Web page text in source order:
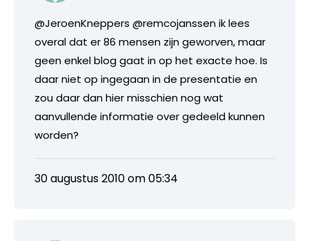
@JeroenKneppers @remcojanssen ik lees
overal dat er 86 mensen zijn geworven, maar
geen enkel blog gaat in op het exacte hoe. Is
daar niet op ingegaan in de presentatie en
zou daar dan hier misschien nog wat
aanvullende informatie over gedeeld kunnen
worden?
30 augustus 2010 om 05:34